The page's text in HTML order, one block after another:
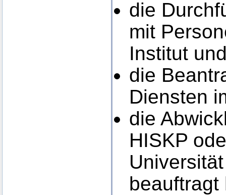
die
mit
Institut
die
Diensten
die
HISKP
beauftragt